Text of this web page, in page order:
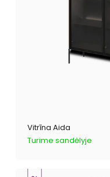
Vitrīna Aida
Turime sandėlyje